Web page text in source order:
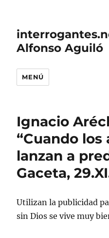
Alfonso Aguiló
MENÚ
Ignacio
“Cuando los
lanzan a
Gaceta,
Utilizan la publicidad
sin Dios se vive muy